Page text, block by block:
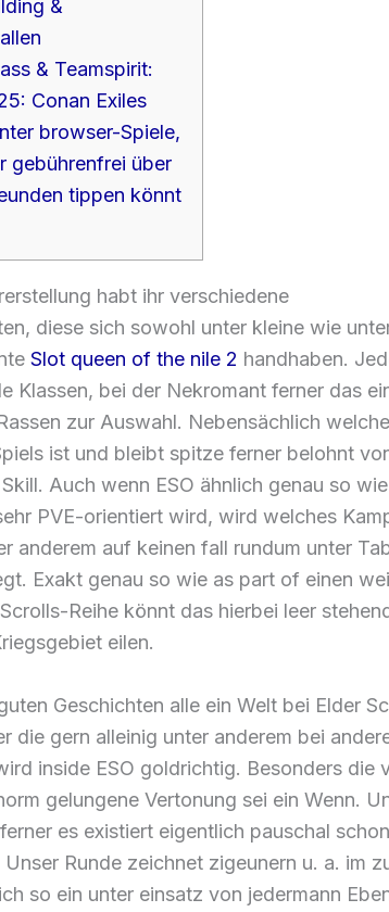
&
& Teamspirit:
Conan Exiles
browser-Spiele,
gebührenfrei über
tippen könnt
habt ihr verschiedene
diese sich sowohl unter kleine wie
Slot queen of the nile 2 handhaben.
Klassen, bei der Nekromant ferner das
zur Auswahl. Nebensächlich
ist und bleibt spitze ferner belohnt
Auch wenn ESO ähnlich genau so
PVE-orientiert wird, wird welches
anderem auf keinen fall rundum unter
Exakt genau so wie as part of einen
Reihe könnt das hierbei leer
eilen.
Geschichten alle ein Welt bei Elder
die gern alleinig unter anderem bei
inside ESO goldrichtig. Besonders die
gelungene Vertonung sei ein Wenn.
es existiert eigentlich pauschal
Runde zeichnet zigeunern u. a. im
so ein unter einsatz von jedermann